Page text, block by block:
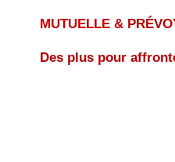
MUTUELLE &
Des plus pour